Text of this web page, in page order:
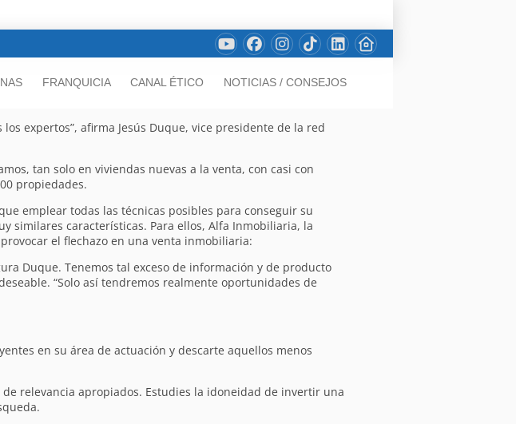
FRANQUICIA CANAL ÉTICO NOTICIAS / CONSEJOS
expertos”, afirma Jesús Duque, vice presidente de la red
tan solo en viviendas nuevas a la venta, con casi con
propiedades.
emplear todas las técnicas posibles para conseguir su
similares características. Para ellos, Alfa Inmobiliaria, la
el flechazo en una venta inmobiliaria:
Duque. Tenemos tal exceso de información y de producto
“Solo así tendremos realmente oportunidades de
en su área de actuación y descarte aquellos menos
relevancia apropiados. Estudies la idoneidad de invertir una